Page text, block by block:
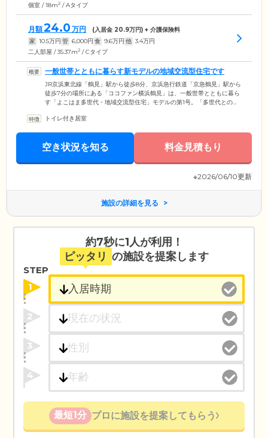
個室 / 18m2 / Aタイプ
月額24.0 万円 (入居金 20.9万円) + 介護保険料
家 10.5万円 管 6,000円 食 9.6万円 他 3.4万円
二人部屋 / 35.37m2 / Cタイプ
一般世帯とともに暮らす新モデルの地域交流型住宅です
JR京浜東北線「鶴見」駅から徒歩8分、京浜急行鉄道「京急鶴見」駅から
徒歩7分の場所にある「ココファン横浜鶴見」は、一般世帯とともに暮ら
す「よこはま多世代・地域交流型住宅」モデルの第1号。「多世代との共
とご自分らしく暮らせる住まいをご提供しています。当ホーム最大の特
られるよう、ホーム内にはさまざまな介護福祉施設を併設しています。
トイレ付き居室
空き状況を知る 料金見積もり
※2026/06/10更新
施設の詳細を見る
約7秒に1人が利用！
ピッタリ の施設を提案します
STEP
1
2
3
4
最短1分 プロに施設を提案してもらう